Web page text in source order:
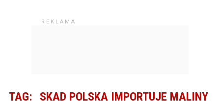
TAG: SKAD POLSKA IMPORTUJE MALINY